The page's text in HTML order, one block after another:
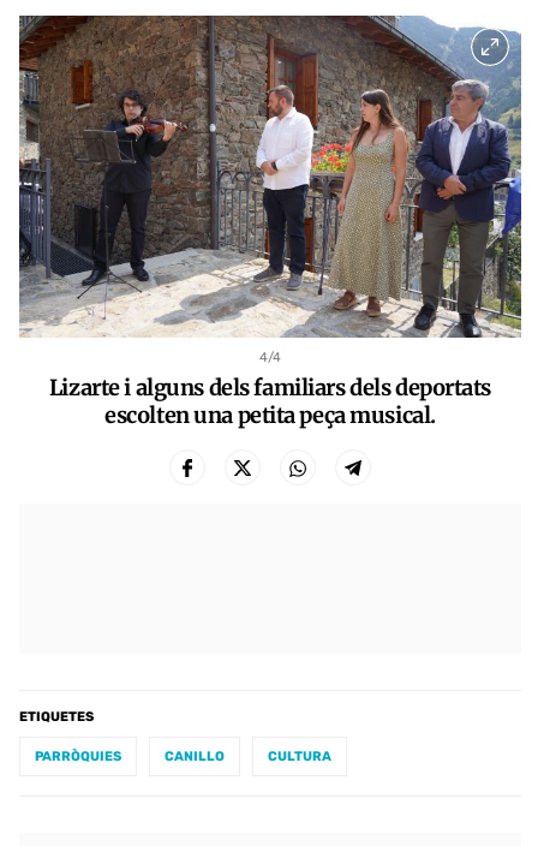
4/4
Lizarte i alguns dels familiars dels deportats
escolten una petita peça musical.
ETIQUETES
PARRÒQUIES CANILLO CULTURA